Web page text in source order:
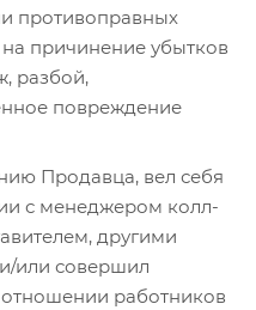
противоправных
причинение убытков
разбой,
повреждение
Продавца, вел себя
с менеджером колл-
другими
или совершил
работников